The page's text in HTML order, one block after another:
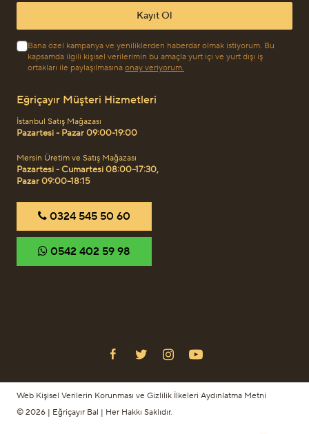
Kayıt Ol
Bana özel kampanya ve yeniliklerden haberdar olmak istiyorum. Bu
kapsamda ilgili kişisel verilerimin bu amaçla yurt içi ve yurt dışı iş
ortakları ile paylaşılmasına onay veriyorum.
Eğriçayır Müşteri Hizmetleri
İstanbul Satış Mağazası
Pazartesi - Pazar 09:00-19:00
Mersin Üretim ve Satış Mağazası
Pazartesi - Cumartesi 08:00–17:30,
Pazar 09:00–18:15
‎0324 545 50 60
‎0542 402 59 98
Web Kişisel Verilerin Korunması ve Gizlilik İlkeleri Aydınlatma Metni
© 2026 | Eğriçayır Bal | Her Hakkı Saklıdır.